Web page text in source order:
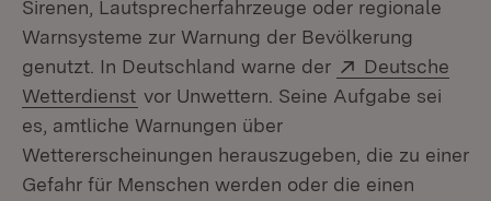
Sirenen, Lautsprecherfahrzeuge oder regionale
Warnsysteme zur Warnung der Bevölkerung
genutzt. In Deutschland warne der
Extern:
Deutsche
Wetterdienst (Öffnet in neuem Fenster)
vor Unwettern. Seine Aufgabe sei
es, amtliche Warnungen über
Wettererscheinungen herauszugeben, die zu einer
Gefahr für Menschen werden oder die einen